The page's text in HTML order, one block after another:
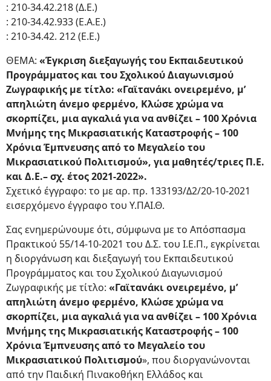
: 210-34.42.218 (Δ.Ε.)
: 210-34.42.933 (Ε.Α.Ε.)
: 210-34.42. 212 (Ε.Ε.)
ΘΕΜΑ: «Έγκριση διεξαγωγής του Εκπαιδευτικού
Προγράμματος και του Σχολικού Διαγωνισμού
Ζωγραφικής με τίτλο: «Γαϊτανάκι ονειρεμένο, μ’
απηλιώτη άνεμο φερμένο, Κλώσε χρώμα να
σκορπίζει, μια αγκαλιά για να ανθίζει – 100 Χρόνια
Μνήμης της Μικρασιατικής Καταστροφής – 100
Χρόνια Έμπνευσης από το Μεγαλείο του
Μικρασιατικού Πολιτισμού», για μαθητές/τριες Π.Ε.
και Δ.Ε.– σχ. έτος 2021-2022».
Σχετικό έγγραφο: το με αρ. πρ. 133193/Δ2/20-10-2021
εισερχόμενο έγγραφο του Υ.ΠΑΙ.Θ.
Σας ενημερώνουμε ότι, σύμφωνα με το Απόσπασμα
Πρακτικού 55/14-10-2021 του Δ.Σ. του Ι.Ε.Π., εγκρίνεται
η διοργάνωση και διεξαγωγή του Εκπαιδευτικού
Προγράμματος και του Σχολικού Διαγωνισμού
Ζωγραφικής με τίτλο: «Γαϊτανάκι ονειρεμένο, μ’
απηλιώτη άνεμο φερμένο, Κλώσε χρώμα να
σκορπίζει, μια αγκαλιά για να ανθίζει – 100 Χρόνια
Μνήμης της Μικρασιατικής Καταστροφής – 100
Χρόνια Έμπνευσης από το Μεγαλείο του
Μικρασιατικού Πολιτισμού», που διοργανώνονται
από την Παιδική Πινακοθήκη Ελλάδος και